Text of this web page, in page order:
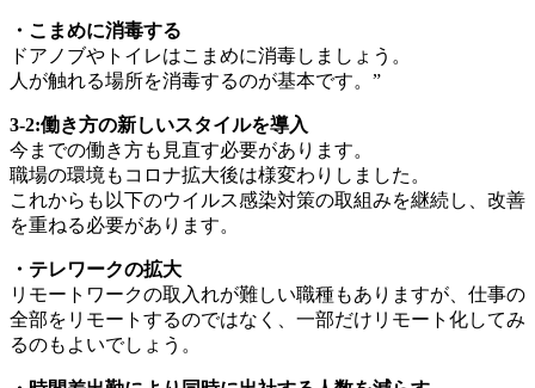
・こまめに消毒する
ドアノブやトイレはこまめに消毒しましょう。
人が触れる場所を消毒するのが基本です。”
3-2:働き方の新しいスタイルを導入
今までの働き方も見直す必要があります。
職場の環境もコロナ拡大後は様変わりしました。
これからも以下のウイルス感染対策の取組みを継続し、改善
を重ねる必要があります。
・テレワークの拡大
リモートワークの取入れが難しい職種もありますが、仕事の
全部をリモートするのではなく、一部だけリモート化してみ
るのもよいでしょう。